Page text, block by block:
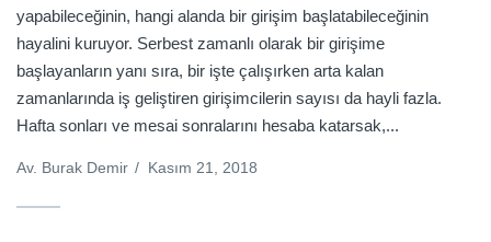
yapabileceğinin, hangi alanda bir girişim başlatabileceğinin
hayalini kuruyor. Serbest zamanlı olarak bir girişime
başlayanların yanı sıra, bir işte çalışırken arta kalan
zamanlarında iş geliştiren girişimcilerin sayısı da hayli fazla.
Hafta sonları ve mesai sonralarını hesaba katarsak,...
Av. Burak Demir / Kasım 21, 2018